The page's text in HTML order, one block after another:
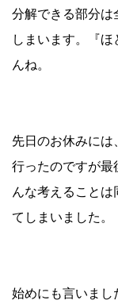
分解できる部分は
しまいます。『
んね。
先日のお休みには
行ったのですが最
んな考えること
てしまいました。
始めにも言いまし